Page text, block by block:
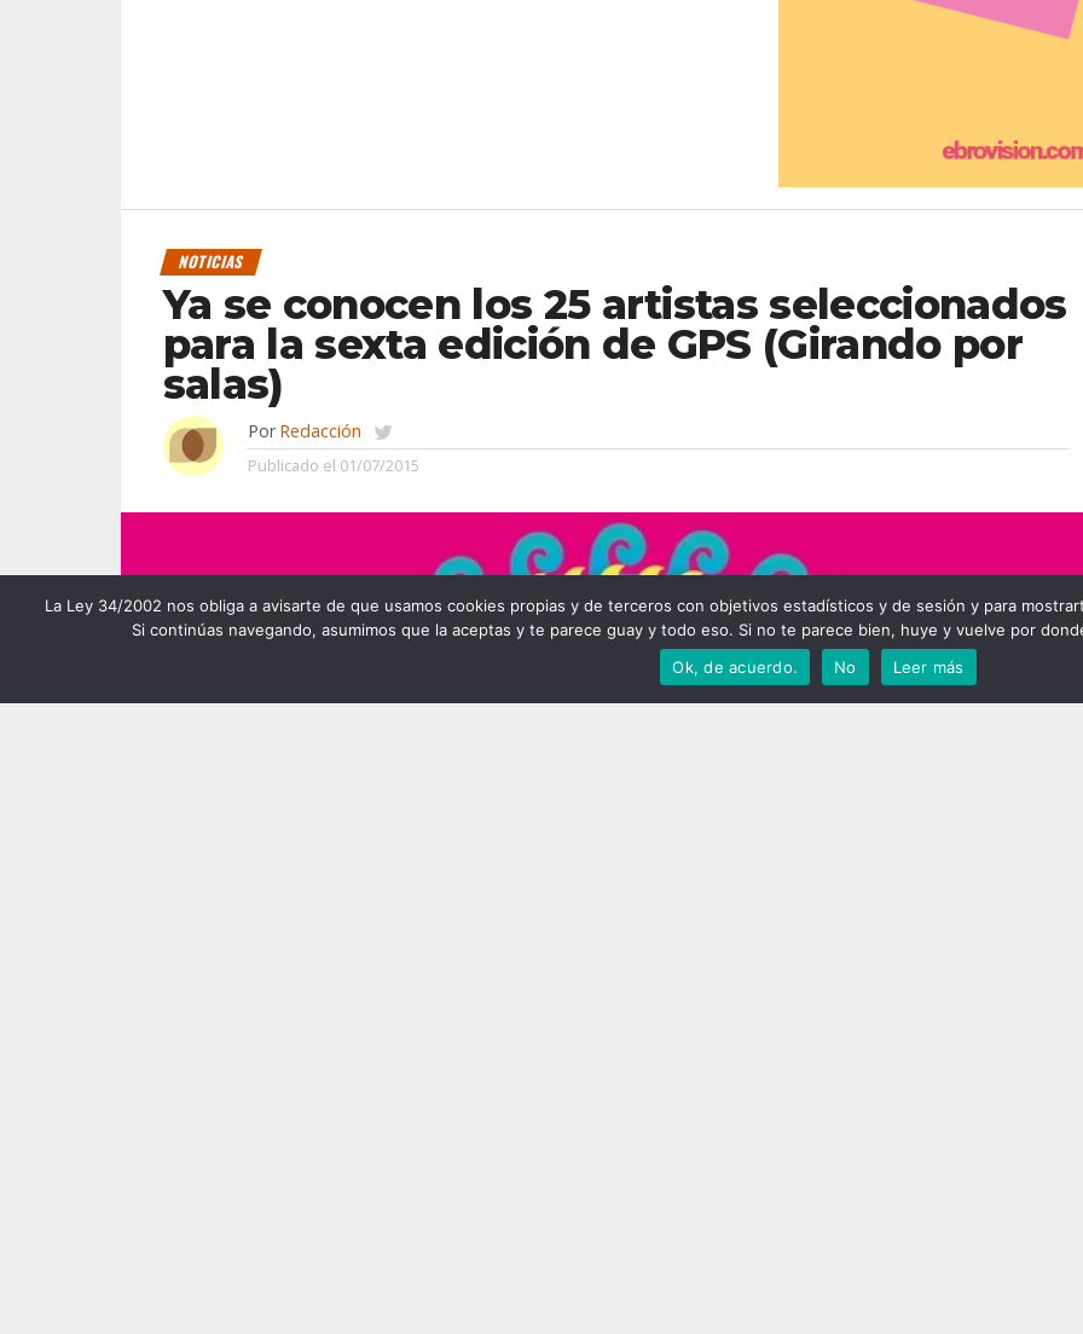
NOTICIAS
Ya se conocen los 25 artistas seleccionados
para la sexta edición de GPS (Girando por
salas)
Por Redacción
Publicado el 01/07/2015
La Ley 34/2002 nos obliga a avisarte de que usamos cookies propias y de terceros con objetivos estadísticos y de sesión y para
Si continúas navegando, asumimos que la aceptas y te parece guay y todo eso. Si no te parece bien, huye y vuelve por
Ok, de acuerdo.
No Leer más